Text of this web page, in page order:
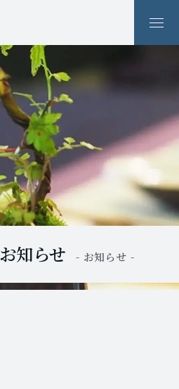
お知らせ - お知らせ -